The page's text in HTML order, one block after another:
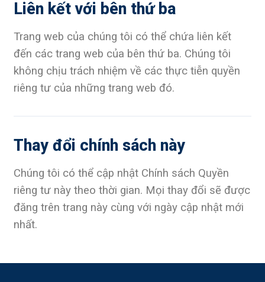
Liên kết với bên thứ ba
Trang web của chúng tôi có thể chứa liên kết
đến các trang web của bên thứ ba. Chúng tôi
không chịu trách nhiệm về các thực tiễn quyền
riêng tư của những trang web đó.
Thay đổi chính sách này
Chúng tôi có thể cập nhật Chính sách Quyền
riêng tư này theo thời gian. Mọi thay đổi sẽ được
đăng trên trang này cùng với ngày cập nhật mới
nhất.